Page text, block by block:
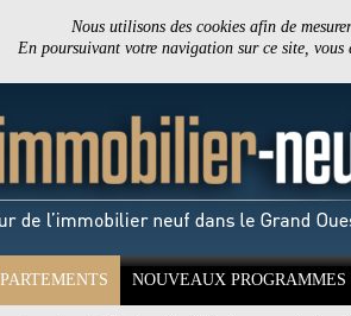
Nous utilisons des cookies afin de
En poursuivant votre navigation sur ce site,
NOUVEAUX PROGRAMMES